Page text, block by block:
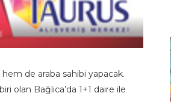
de araba sahibi yapacak.
olan Bağlıca’da 1+1 daire ile